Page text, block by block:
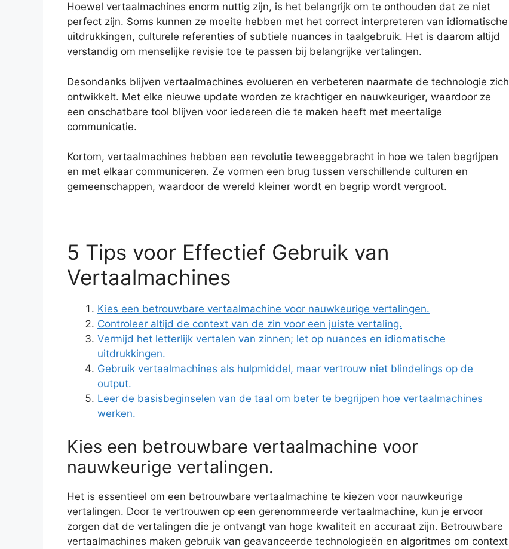
Hoewel vertaalmachines enorm nuttig zijn, is het belangrijk om te onthouden dat ze niet
perfect zijn. Soms kunnen ze moeite hebben met het correct interpreteren van idiomatische
uitdrukkingen, culturele referenties of subtiele nuances in taalgebruik. Het is daarom altijd
verstandig om menselijke revisie toe te passen bij belangrijke vertalingen.
Desondanks blijven vertaalmachines evolueren en verbeteren naarmate de technologie zich
ontwikkelt. Met elke nieuwe update worden ze krachtiger en nauwkeuriger, waardoor ze
een onschatbare tool blijven voor iedereen die te maken heeft met meertalige
communicatie.
Kortom, vertaalmachines hebben een revolutie teweeggebracht in hoe we talen begrijpen
en met elkaar communiceren. Ze vormen een brug tussen verschillende culturen en
gemeenschappen, waardoor de wereld kleiner wordt en begrip wordt vergroot.
5 Tips voor Effectief Gebruik van
Vertaalmachines
Kies een betrouwbare vertaalmachine voor nauwkeurige vertalingen.
Controleer altijd de context van de zin voor een juiste vertaling.
Vermijd het letterlijk vertalen van zinnen; let op nuances en idiomatische
uitdrukkingen.
Gebruik vertaalmachines als hulpmiddel, maar vertrouw niet blindelings op de
output.
Leer de basisbeginselen van de taal om beter te begrijpen hoe vertaalmachines
werken.
Kies een betrouwbare vertaalmachine voor
nauwkeurige vertalingen.
Het is essentieel om een betrouwbare vertaalmachine te kiezen voor nauwkeurige
vertalingen. Door te vertrouwen op een gerenommeerde vertaalmachine, kun je ervoor
zorgen dat de vertalingen die je ontvangt van hoge kwaliteit en accuraat zijn. Betrouwbare
vertaalmachines maken gebruik van geavanceerde technologieën en algoritmes om context